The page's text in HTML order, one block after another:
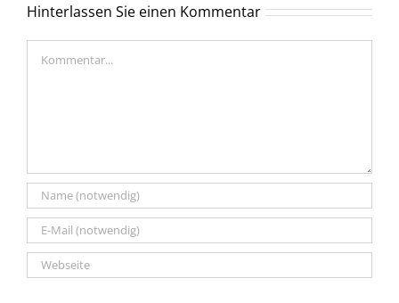
Hinterlassen Sie einen Kommentar